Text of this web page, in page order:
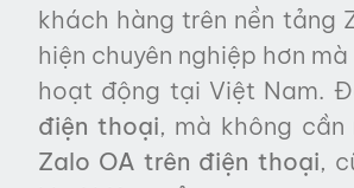
khách hàng trên nền tảng
hiện chuyên nghiệp hơn
hoạt động tại Việt Nam.
điện thoại, mà không
Zalo OA trên điện thoại,